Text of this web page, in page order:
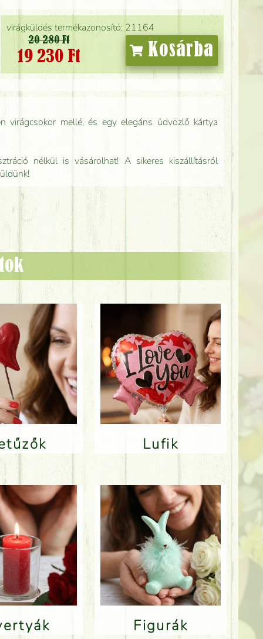
virágküldés termékazonosító: 21164
20 280 Ft
19 230 Ft Kosárba
virágcsokor mellé, és egy elegáns üdvözlő kártya
nélkül is vásárolhat! A sikeres kiszállításról
Lufik
Figurák